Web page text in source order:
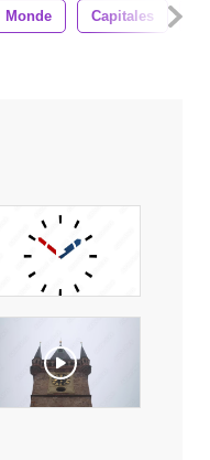
Monde Capitales